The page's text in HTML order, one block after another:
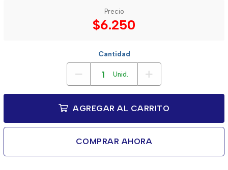
Precio
$6.250
Cantidad
Unid.
AGREGAR AL CARRITO
COMPRAR AHORA